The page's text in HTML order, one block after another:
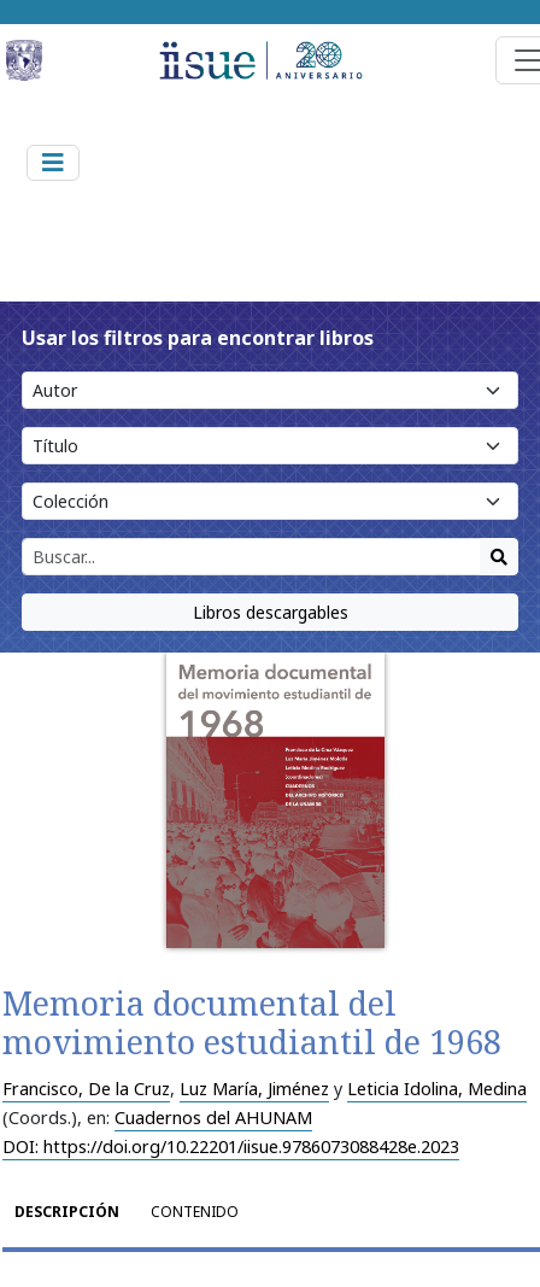
Usar los filtros para encontrar libros
Libros descargables
Memoria documental del
movimiento estudiantil de 1968
Francisco, De la Cruz, Luz María, Jiménez y Leticia Idolina, Medina
(Coords.), en:Cuadernos del AHUNAM
DOI: https://doi.org/10.22201/iisue.9786073088428e.2023
DESCRIPCIÓN CONTENIDO